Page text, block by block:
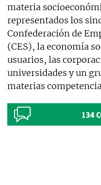
materia
representados los
Confederación de
(CES), la economía
usuarios, las
universidades y un
materias
134